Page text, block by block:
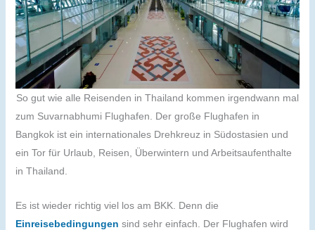
So gut wie alle Reisenden in Thailand kommen irgendwann mal
zum Suvarnabhumi Flughafen. Der große Flughafen in
Bangkok ist ein internationales Drehkreuz in Südostasien und
ein Tor für Urlaub, Reisen, Überwintern und Arbeitsaufenthalte
in Thailand.
Es ist wieder richtig viel los am BKK. Denn die
Einreisebedingungen sind sehr einfach. Der Flughafen wird